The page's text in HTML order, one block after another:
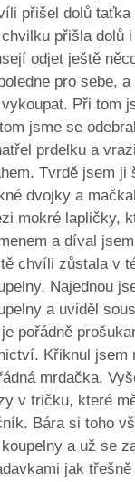
přišel dolů
přišla dolů
odjet ještě
pro sebe,
Při tom
jsme se
prdelku a
Tvrdě jsem ji
dvojky a
mokré lapličky,
a díval
chvíli zůstala v
Najednou
a uviděl
pořádně
Křiknul jsem
mrdačka.
v tričku, které
Bára si toho
a už se
jak